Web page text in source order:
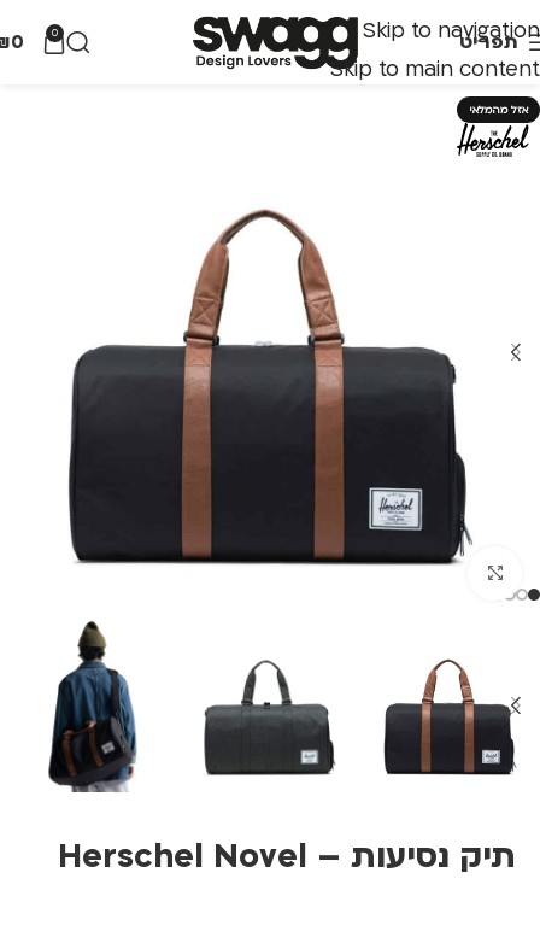
Skip to navigation
Skip to main content
תפריט 0
0
אזל מהמלאי
לחצו להגדלה
תיק נסיעות – Herschel Novel